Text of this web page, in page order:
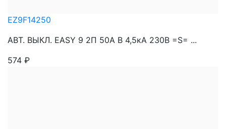
EZ9F14250
АВТ. ВЫКЛ. EASY 9 2П 50A B 4,5кА 230В =S= ...
574 ₽